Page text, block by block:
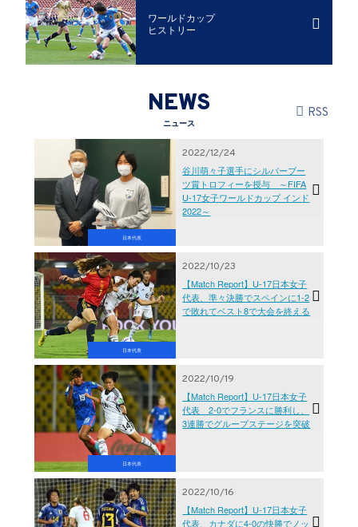
ワールドカップ
ヒストリー
NEWS
ニュース
RSS
日本代表
2022/12/24
谷川萌々子選手にシルバーブー
ツ賞トロフィーを授与 ～FIFA
U-17女子ワールドカップ インド
2022～
日本代表
2022/10/23
【Match Report】U-17日本女子
代表、準々決勝でスペインに1-2
で敗れてベスト8で大会を終える
日本代表
2022/10/19
【Match Report】U-17日本女子
代表 2-0でフランスに勝利し、
3連勝でグループステージを突破
2022/10/16
【Match Report】U-17日本女子
代表、カナダに4-0の快勝でノッ